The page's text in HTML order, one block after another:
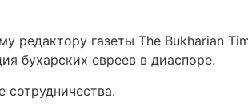
редактору газеты The Bukharian
бухарских евреев в диаспоре.